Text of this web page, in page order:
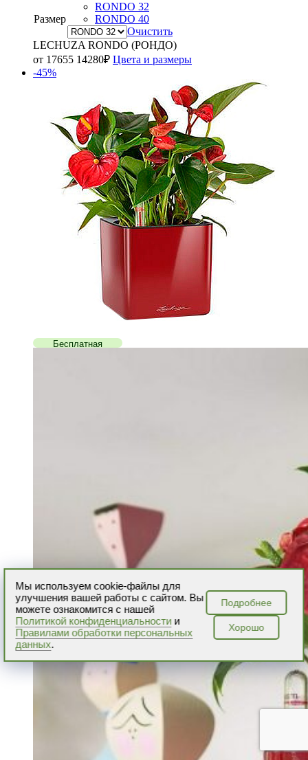
Размер
RONDO 32
RONDO 40
Очистить
LECHUZA RONDO (РОНДО)
от 17655 14280₽ Цвета и размеры
-45%
Бесплатная
Мы используем cookie-файлы для
улучшения вашей работы с сайтом. Вы
можете ознакомится с нашей
Политикой конфиденциальностии
Правилами обработки персональных
данных.
Подробнее
Хорошо